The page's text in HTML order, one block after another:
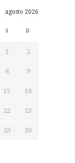
agosto 2026
S D
1 2
8 9
15 16
22 23
29 30